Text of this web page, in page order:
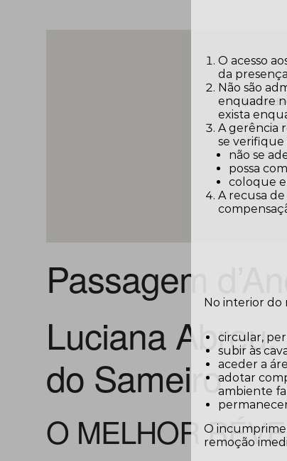
Quinta
Antas -
View
Passagem
Luciana
do Sameiro
O MELHOR
O acesso
da
Não são
enquadre
exista
A gerência
se
não se
possa
coloque
A recusa
No interior do
circular,
subir às
aceder a
adotar
ambiente
O
remoção